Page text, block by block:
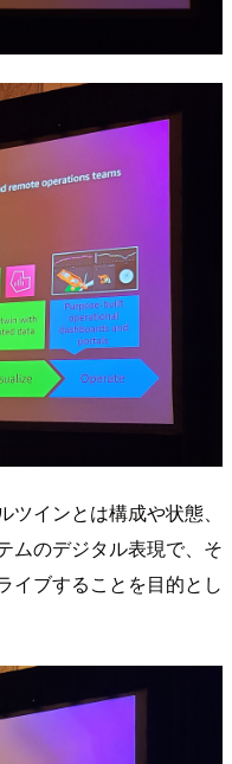
インとは構成や状態、
ムのデジタル表現で、そ
イブすることを目的とし